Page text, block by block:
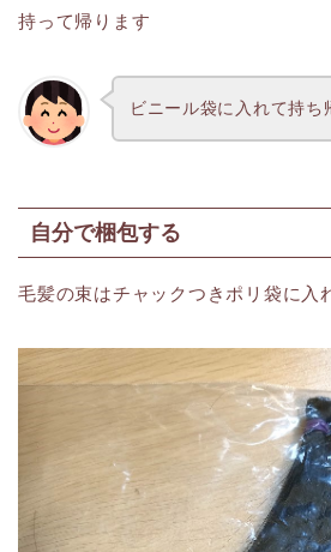
持って帰ります
ビニール袋に入れて持ち
自分で梱包する
毛髪の束はチャックつきポリ袋に入